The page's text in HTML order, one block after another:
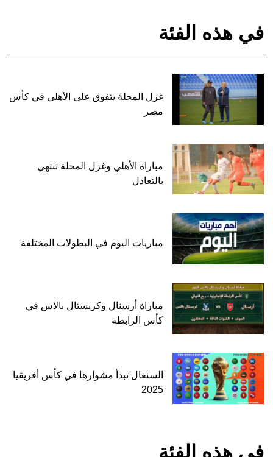
في هذه الفئة
غزل المحلة يتفوق على الأهلي في كأس
مصر
مباراة الأهلي وغزل المحلة تنتهي
بالتعادل
مباريات اليوم في البطولات المختلفة
مباراة أرسنال وكريستال بالاس في
كأس الرابطة
السنغال تبدأ مشوارها في كأس أفريقيا
2025
في هذه الفئة